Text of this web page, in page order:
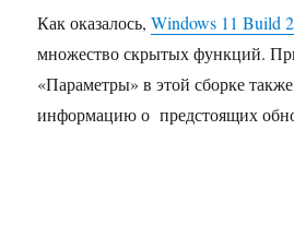
Как оказалось,Windows 11 Build
множество скрытых функций.
«Параметры» в этой сборке
информацию о предстоящих